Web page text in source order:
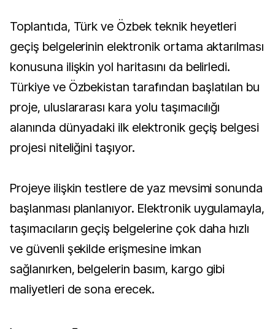
Toplantıda, Türk ve Özbek teknik heyetleri
geçiş belgelerinin elektronik ortama aktarılması
konusuna ilişkin yol haritasını da belirledi.
Türkiye ve Özbekistan tarafından başlatılan bu
proje, uluslararası kara yolu taşımacılığı
alanında dünyadaki ilk elektronik geçiş belgesi
projesi niteliğini taşıyor.
Projeye ilişkin testlere de yaz mevsimi sonunda
başlanması planlanıyor. Elektronik uygulamayla,
taşımacıların geçiş belgelerine çok daha hızlı
ve güvenli şekilde erişmesine imkan
sağlanırken, belgelerin basım, kargo gibi
maliyetleri de sona erecek.